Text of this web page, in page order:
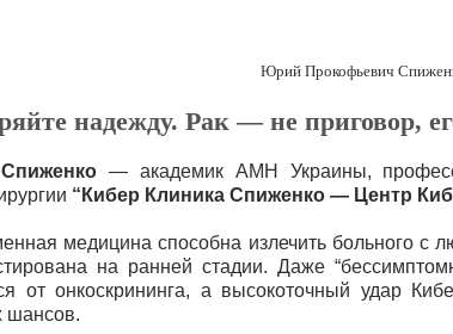
Юрий Прокофьевич
надежду. Рак — не приговор,
— академик АМН Украины,
“Кибер Клиника Спиженко — Центр
медицина способна излечить больного с
на ранней стадии. Даже
от онкоскрининга, а высокоточный удар
шансов.